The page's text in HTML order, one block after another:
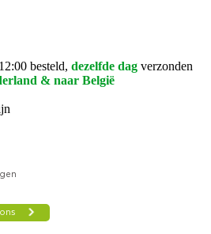
besteld, dezelfde dag verzonden
& naar België